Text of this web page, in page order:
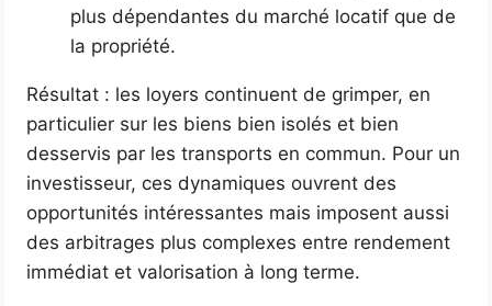
plus dépendantes du marché locatif que de
la propriété.
Résultat : les loyers continuent de grimper, en
particulier sur les biens bien isolés et bien
desservis par les transports en commun. Pour un
investisseur, ces dynamiques ouvrent des
opportunités intéressantes mais imposent aussi
des arbitrages plus complexes entre rendement
immédiat et valorisation à long terme.